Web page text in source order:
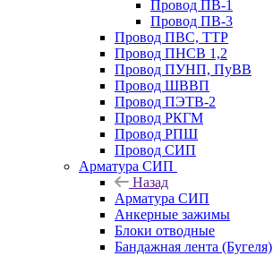
Провод ПВ-1
Провод ПВ-3
Провод ПВС, ТТР
Провод ПНСВ 1,2
Провод ПУНП, ПуВВ
Провод ШВВП
Провод ПЭТВ-2
Провод РКГМ
Провод РПШ
Провод СИП
Арматура СИП
Назад
Арматура СИП
Анкерные зажимы
Блоки отводные
Бандажная лента (Бугеля)